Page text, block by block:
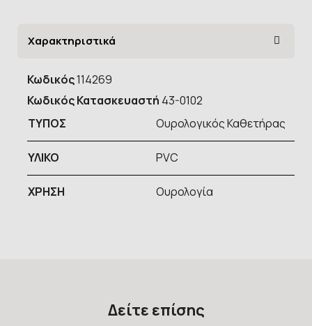
Χαρακτηριστικά
Κωδικός114269
Κωδικός Κατασκευαστή 43-0102
ΤΥΠOΣ
Ουρολογικός Καθετήρας
ΥΛΙΚΟ PVC
ΧΡΗΣΗ Ουρολογία
Δείτε επίσης